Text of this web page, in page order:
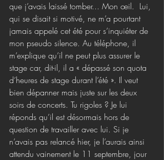
que j’avais laissé tomber... Mon œil.  Lui,
qui se disait si motivé, ne m’a pourtant
jamais appelé cet été pour s’inquiéter de
mon pseudo silence. Au téléphone, il
m’explique qu’il ne peut plus assurer le
stage car, dit-il, il a « dépassé son quota
d’heures de stage durant l’été ». Il veut
bien dépanner mais juste sur les deux
soirs de concerts. Tu rigoles ? Je lui
réponds qu’il est désormais hors de
question de travailler avec lui. Si je
n’avais pas relancé hier, je l’aurais ainsi
attendu vainement le 11 septembre, jour